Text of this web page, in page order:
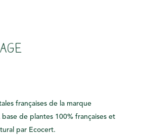
françaises de la marque
de plantes 100% françaises et
par Ecocert.